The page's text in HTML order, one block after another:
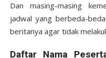
Dan masing-masing
jadwal yang berbeda-
beritanya agar tidak
Daftar Nama